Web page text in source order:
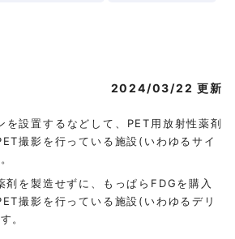
2024/03/22 更新
を設置するなどして、PET用放射性薬剤
撮影を行っている施設(いわゆるサイ
剤を製造せずに、もっぱらFDGを購入
撮影を行っている施設(いわゆるデリ
。